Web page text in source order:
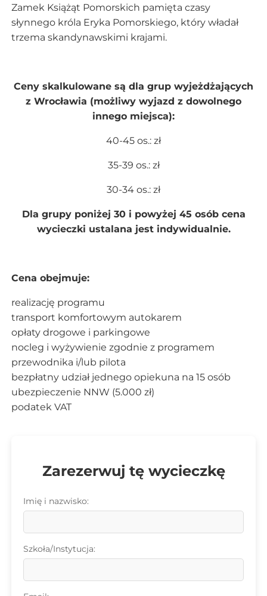
Zamek Książąt Pomorskich pamięta czasy
słynnego króla Eryka Pomorskiego, który władał
trzema skandynawskimi krajami.
Ceny skalkulowane są dla grup wyjeżdżających
z Wrocławia (możliwy wyjazd z dowolnego
innego miejsca):
40-45 os.: zł
35-39 os.: zł
30-34 os.: zł
Dla grupy poniżej 30 i powyżej 45 osób cena
wycieczki ustalana jest indywidualnie.
Cena obejmuje:
realizację programu
transport komfortowym autokarem
opłaty drogowe i parkingowe
nocleg i wyżywienie zgodnie z programem
przewodnika i/lub pilota
bezpłatny udział jednego opiekuna na 15 osób
ubezpieczenie NNW (5.000 zł)
podatek VAT
Zarezerwuj tę wycieczkę
Imię i nazwisko:
Szkoła/Instytucja: